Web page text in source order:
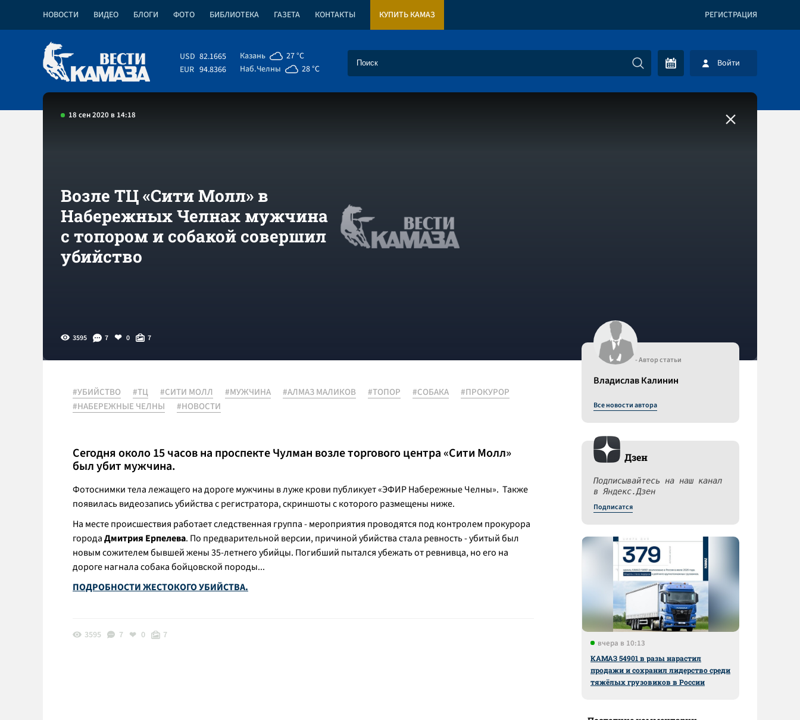
НОВОСТИ ВИДЕО БЛОГИ ФОТО БИБЛИОТЕКА ГАЗЕТА КОНТАКТЫ КУПИТЬ КАМАЗ РЕГИСТРАЦИЯ
USD 82.1665
EUR 94.8366
Казань
27 °C
Наб.Челны
28 °C Войти
18 сен 2020 в 14:18
Возле ТЦ «Сити Молл» в
Набережных Челнах мужчина
с топором и собакой совершил
убийство
3595 7 0 7
#УБИЙСТВО #ТЦ #СИТИ МОЛЛ #МУЖЧИНА #АЛМАЗ МАЛИКОВ #ТОПОР #СОБАКА
#ПРОКУРОР
#НАБЕРЕЖНЫЕ ЧЕЛНЫ
#НОВОСТИ
Сегодня около 15 часов на проспекте Чулман возле торгового центра «Сити Молл»
был убит мужчина.
Фотоснимки тела лежащего на дороге мужчины в луже крови публикует «ЭФИР Набережные Челны». Также
появилась видеозапись убийства с регистратора, скриншоты с которого размещены ниже.
На месте происшествия работает следственная группа - мероприятия проводятся под контролем прокурора
городаДмитрия Ерпелева. По предварительной версии, причиной убийства стала ревность - убитый был
новым сожителем бывшей жены 35-летнего убийцы. Погибший пытался убежать от ревнивца, но его на
дороге нагнала собака бойцовской породы...
ПОДРОБНОСТИ ЖЕСТОКОГО УБИЙСТВА.
3595 7 0 7
- Автор статьи
Владислав Калинин
Все новости автора
Дзен
Подписывайтесь на наш канал
в Яндекс.Дзен
Подписатся
вчера в 10:13
КАМАЗ 54901 в разы нарастил
продажи и сохранил лидерство среди
тяжёлых грузовиков в России